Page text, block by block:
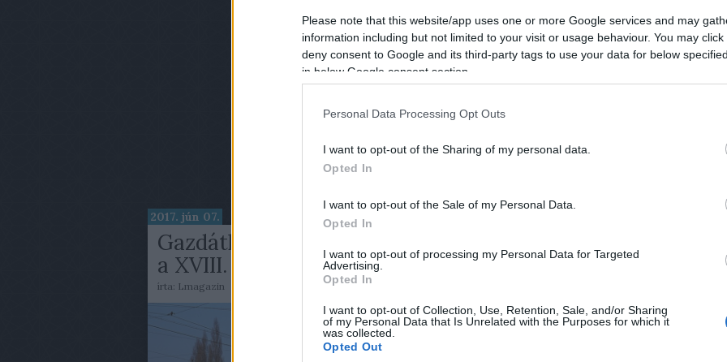
Please note that this website/app uses one or more Google services and may
information including but not limited to your visit or usage behaviour. You may
deny consent to Google and its third-party tags to use your data for below
in below Google consent section.
Personal Data Processing Opt Outs
I want to opt-out of the Sharing of my personal data.
Opted In
I want to opt-out of the Sale of my Personal Data.
Opted In
I want to opt-out of processing my Personal Data for Targeted
Advertising.
Opted In
I want to opt-out of Collection, Use, Retention, Sale, and/or Sharing
of my Personal Data that Is Unrelated with the Purposes for which it
was collected.
Opted Out
gyengébb tanulókat
2017. jún 07.
Gazdátlanul csak kullog
a XVIII. kerület
írta: Lmagazin
fel a
23:50